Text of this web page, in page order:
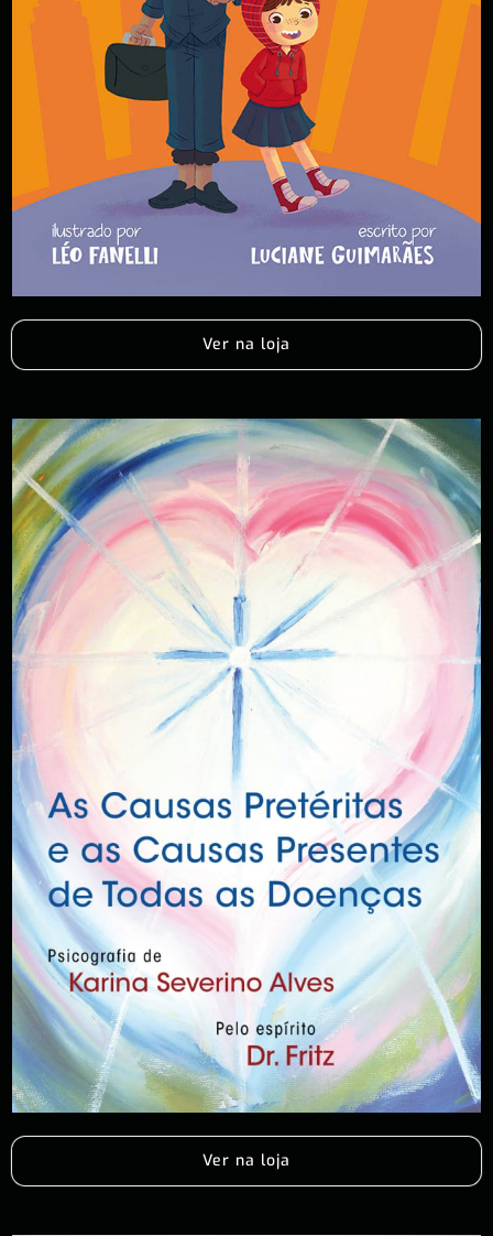
Ver na loja
Ver na loja